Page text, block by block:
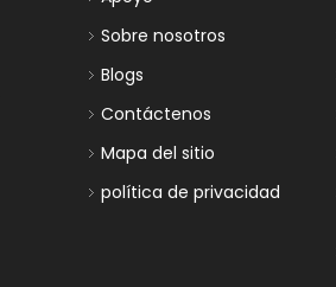
Sobre nosotros
Blogs
Contáctenos
Mapa del sitio
política de privacidad